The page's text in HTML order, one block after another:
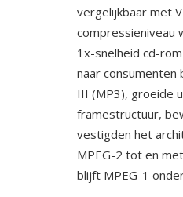
vergelijkbaar met
compressieniveau
1x-snelheid cd-
naar consumenten
III (MP3), groeide
framestructuur,
vestigden het
MPEG-2 tot en
blijft MPEG-1